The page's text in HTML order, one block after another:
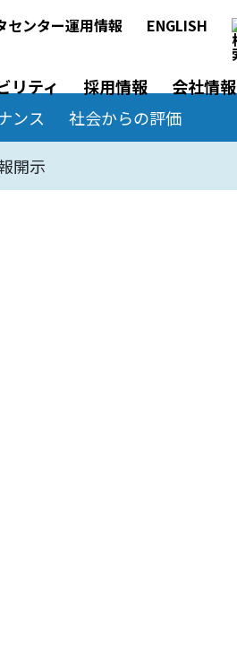
センター運用情報 ENGLISH
リティ
開示
ンス 社会からの評価
採用情報 会社情報